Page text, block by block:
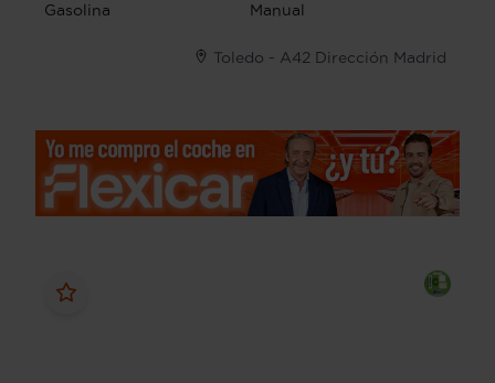
Gasolina
Manual
Toledo - A42 Dirección Madrid